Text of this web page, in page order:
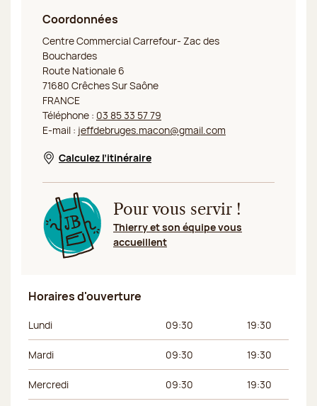
Coordonnées
Jeff de Bruges Crêches sur Saône
Centre Commercial Carrefour- Zac des
Bouchardes
Route Nationale 6
71680 Crêches Sur Saône
FRANCE
Téléphone : 03 85 33 57 79
E-mail : jeffdebruges.macon@gmail.com
Nouvelle fenêtre
Calculez l’itinéraire
Pour vous servir !
Thierry et son équipe vous
accueillent
Horaires d'ouverture
Jour de la semaine Horaires du matin Horaires de
Lundi 09:30 19:30
Mardi 09:30 19:30
Mercredi 09:30 19:30